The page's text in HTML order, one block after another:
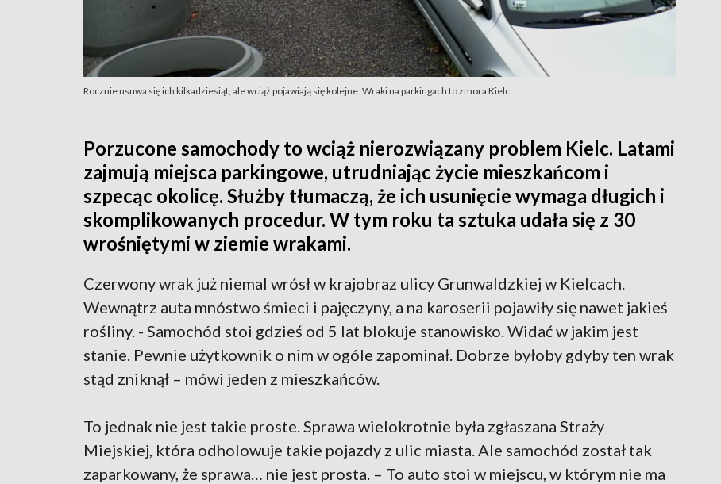
Rocznie usuwa się ich kilkadziesiąt, ale wciąż pojawiają się kolejne. Wraki na parkingach to zmora Kielc
Porzucone samochody to wciąż nierozwiązany problem Kielc. Latami
zajmują miejsca parkingowe, utrudniając życie mieszkańcom i
szpecąc okolicę. Służby tłumaczą, że ich usunięcie wymaga długich i
skomplikowanych procedur. W tym roku ta sztuka udała się z 30
wrośniętymi w ziemie wrakami.
Czerwony wrak już niemal wrósł w krajobraz ulicy Grunwaldzkiej w Kielcach.
Wewnątrz auta mnóstwo śmieci i pajęczyny, a na karoserii pojawiły się nawet jakieś
rośliny. - Samochód stoi gdzieś od 5 lat blokuje stanowisko. Widać w jakim jest
stanie. Pewnie użytkownik o nim w ogóle zapominał. Dobrze byłoby gdyby ten wrak
stąd zniknął – mówi jeden z mieszkańców.
To jednak nie jest takie proste. Sprawa wielokrotnie była zgłaszana Straży
Miejskiej, która odholowuje takie pojazdy z ulic miasta. Ale samochód został tak
zaparkowany, że sprawa… nie jest prosta. – To auto stoi w miejscu, w którym nie ma